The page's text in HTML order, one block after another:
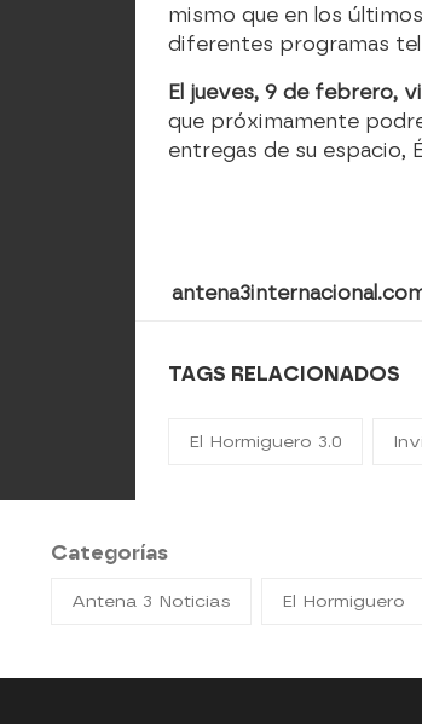
mismo que en los
diferentes programas
El jueves, 9 de febrero,
que próximamente
entregas de su espacio,
TAGS RELACIONADOS
El Hormiguero 3.0
Categorías
Antena 3 Noticias El Hormiguero